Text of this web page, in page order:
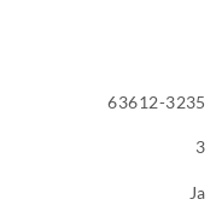
63612-3235
3
Ja